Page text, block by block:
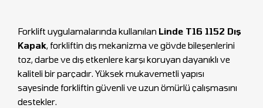
Forklift uygulamalarında kullanılan Linde T16 1152 Dış
Kapak, forkliftin dış mekanizma ve gövde bileşenlerini
toz, darbe ve dış etkenlere karşı koruyan dayanıklı ve
kaliteli bir parçadır. Yüksek mukavemetli yapısı
sayesinde forkliftin güvenli ve uzun ömürlü çalışmasını
destekler.